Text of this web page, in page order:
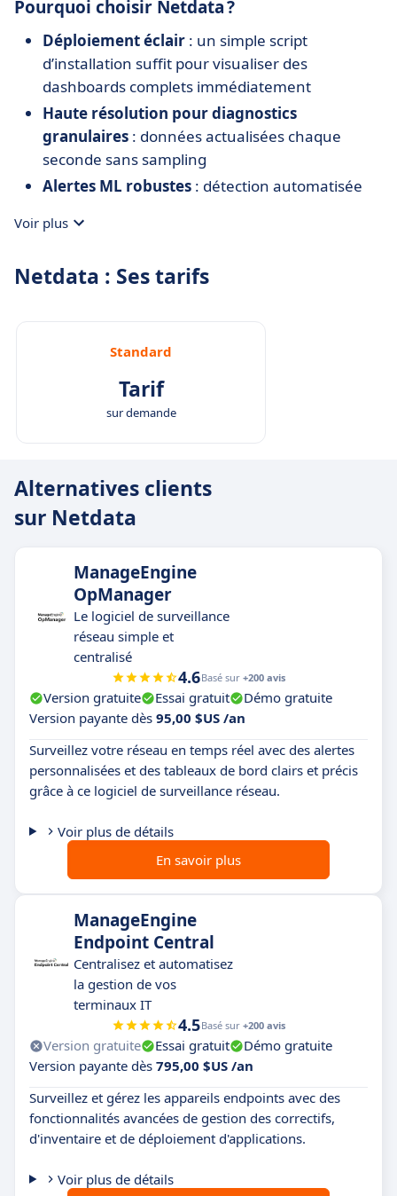
Pourquoi choisir Netdata ?
Déploiement éclair : un simple script
d’installation suffit pour visualiser des
dashboards complets immédiatement
Haute résolution pour diagnostics
granulaires : données actualisées chaque
seconde sans sampling
Alertes ML robustes : détection automatisée
et accélérant les résolutions
mémoire/CPU (≈1 % CPU) et stockage optimisé
observabilité reste dans vos installations,
respectant la conformité régionale
Voir plus
Netdata : Ses tarifs
Standard
Tarif
sur demande
Alternatives clients
sur Netdata
ManageEngine
OpManager
Le logiciel de surveillance
réseau simple et
centralisé
4.6Basé sur +200 avis
Version gratuite Essai gratuit
Démo gratuite
Version payante dès 95,00 $US /an
Surveillez votre réseau en temps réel avec des alertes
personnalisées et des tableaux de bord clairs et précis
grâce à ce logiciel de surveillance réseau.
Voir plus de détails
En savoir plus
ManageEngine
Endpoint Central
Centralisez et automatisez
la gestion de vos
terminaux IT
4.5Basé sur +200 avis
Version gratuite Essai gratuit
Démo gratuite
Version payante dès 795,00 $US /an
Surveillez et gérez les appareils endpoints avec des
fonctionnalités avancées de gestion des correctifs,
d'inventaire et de déploiement d'applications.
Voir plus de détails